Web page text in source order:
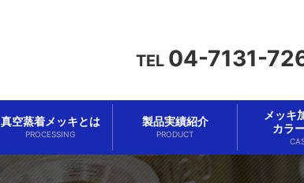
TEL 04-7131-
真空蒸着メッキとは
PROCESSING
製品実績紹介
PRODUCT
メッキ
カラ